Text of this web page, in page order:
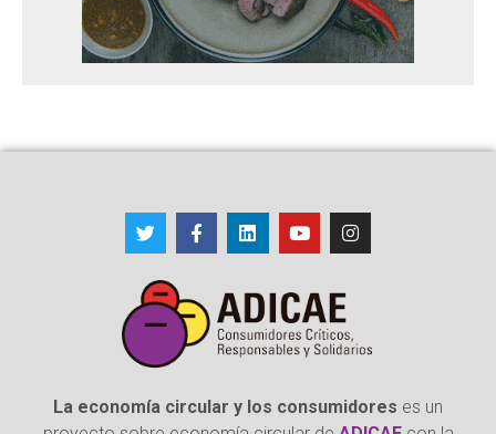
La economía circular y los consumidores es un